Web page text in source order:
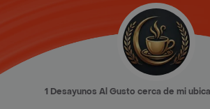
1 Desayunos Al Gusto cerca de mi